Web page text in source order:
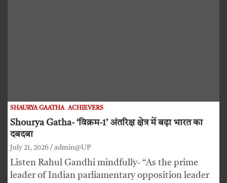
SHAURYA GAATHA ACHIEVERS
Shourya Gatha- ‘विक्रम-1’ अंतरिक्ष क्षेत्र में बढ़ा भारत का
दबदबा
July 21, 2026 admin@UP
Listen Rahul Gandhi mindfully- “As the prime
leader of Indian parliamentary opposition leader